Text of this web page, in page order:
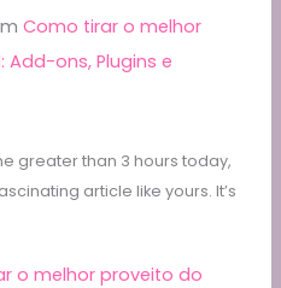
Como tirar o melhor
ons, Plugins e
greater than 3 hours today,
article like yours. It’s
o melhor proveito do